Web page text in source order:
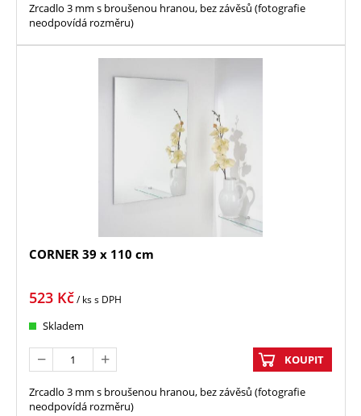
Zrcadlo 3 mm s broušenou hranou, bez závěsů (fotografie
neodpovídá rozměru)
CORNER 39 x 110 cm
523 Kč/ kss DPH
Skladem
KOUPIT
Zrcadlo 3 mm s broušenou hranou, bez závěsů (fotografie
neodpovídá rozměru)